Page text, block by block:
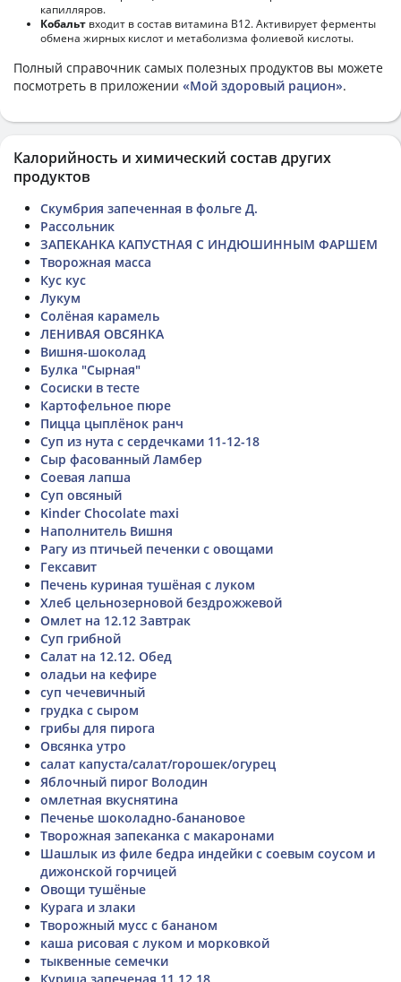
капилляров.
Кобальт входит в состав витамина В12. Активирует ферменты
обмена жирных кислот и метаболизма фолиевой кислоты.
Полный справочник самых полезных продуктов вы можете
посмотреть в приложении «Мой здоровый рацион».
Калорийность и химический состав других
продуктов
Скумбрия запеченная в фольге Д.
Рассольник
ЗАПЕКАНКА КАПУСТНАЯ С ИНДЮШИННЫМ ФАРШЕМ
Творожная масса
Кус кус
Лукум
Солёная карамель
ЛЕНИВАЯ ОВСЯНКА
Вишня-шоколад
Булка "Сырная"
Сосиски в тесте
Картофельное пюре
Пицца цыплёнок ранч
Суп из нута с сердечками 11-12-18
Сыр фасованный Ламбер
Соевая лапша
Суп овсяный
Kinder Chocolate maxi
Наполнитель Вишня
Рагу из птичьей печенки с овощами
Гексавит
Печень куриная тушёная с луком
Хлеб цельнозерновой бездрожжевой
Омлет на 12.12 Завтрак
Суп грибной
Салат на 12.12. Обед
оладьи на кефире
суп чечевичный
грудка с сыром
грибы для пирога
Овсянка утро
салат капуста/салат/горошек/огурец
Яблочный пирог Володин
омлетная вкуснятина
Печенье шоколадно-банановое
Творожная запеканка с макаронами
Шашлык из филе бедра индейки с соевым соусом и
дижонской горчицей
Овощи тушёные
Курага и злаки
Творожный мусс с бананом
каша рисовая с луком и морковкой
тыквенные семечки